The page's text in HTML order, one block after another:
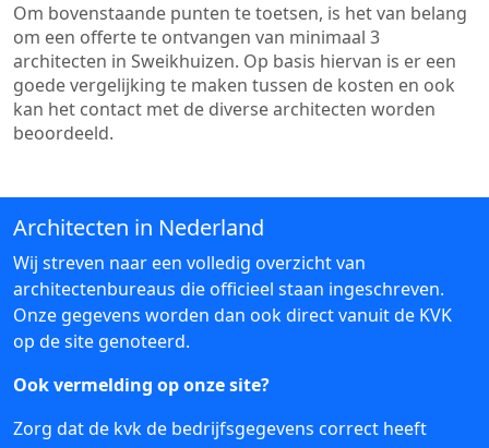
Om bovenstaande punten te toetsen, is het van belang
om een offerte te ontvangen van minimaal 3
architecten in Sweikhuizen. Op basis hiervan is er een
goede vergelijking te maken tussen de kosten en ook
kan het contact met de diverse architecten worden
beoordeeld.
Architecten in Nederland
Wij streven naar een volledig overzicht van
architectenbureaus die officieel staan ingeschreven.
Onze gegevens worden dan ook direct vanuit de KVK
op de site genoteerd.
Ook vermelding op onze site?
Zorg dat de kvk de bedrijfsgegevens correct heeft